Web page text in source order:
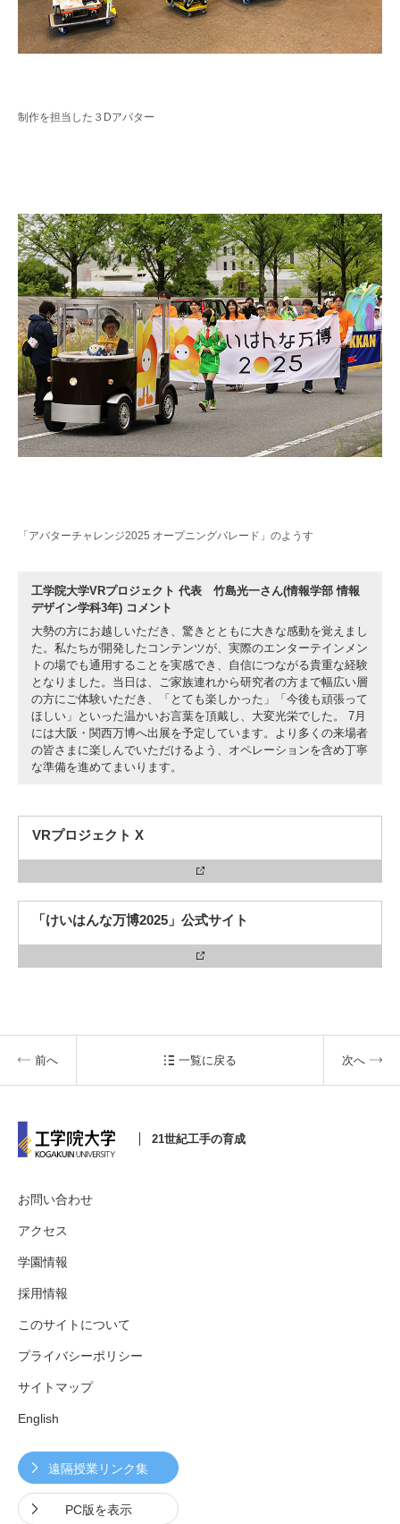
制作を担当した３Dアバター
「アバターチャレンジ2025 オープニングパレード」のようす
工学院大学VRプロジェクト 代表 竹島光一さん(情報学部 情報
デザイン学科3年) コメント
大勢の方にお越しいただき、驚きとともに大きな感動を覚えまし
た。私たちが開発したコンテンツが、実際のエンターテインメン
トの場でも通用することを実感でき、自信につながる貴重な経験
となりました。当日は、ご家族連れから研究者の方まで幅広い層
の方にご体験いただき、「とても楽しかった」「今後も頑張って
ほしい」といった温かいお言葉を頂戴し、大変光栄でした。 7月
には大阪・関西万博へ出展を予定しています。より多くの来場者
の皆さまに楽しんでいただけるよう、オペレーションを含め丁寧
な準備を進めてまいります。
VRプロジェクト X
「けいはんな万博2025」公式サイト
前へ 一覧に戻る 次へ
21世紀工手の育成
お問い合わせ
アクセス
学園情報
採用情報
このサイトについて
プライバシーポリシー
サイトマップ
English
遠隔授業リンク集
PC版を表示